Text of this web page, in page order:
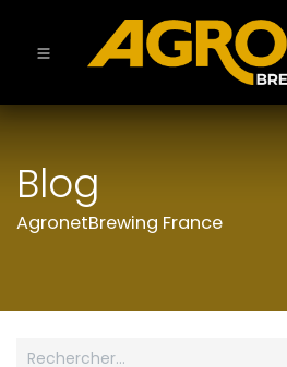
Blog
AgronetBrewing France